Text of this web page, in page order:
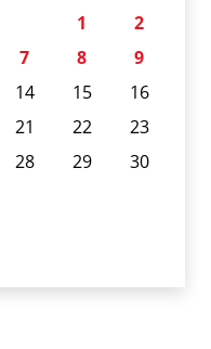
1
2
7 8
9
14 15
16
21 22
23
28 29
30